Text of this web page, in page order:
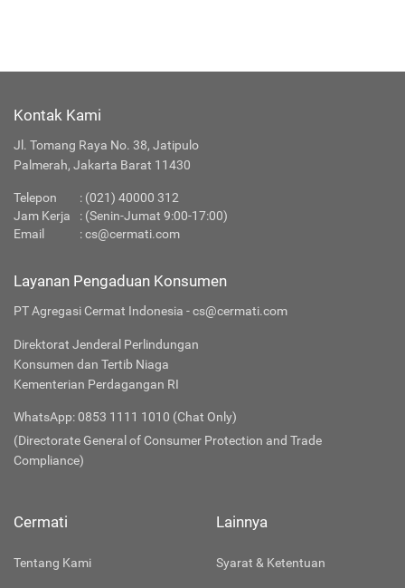
Kontak Kami
Jl. Tomang Raya No. 38, Jatipulo
Palmerah, Jakarta Barat 11430
Telepon : (021) 40000 312
Jam Kerja
: (Senin-Jumat 9:00-17:00)
Email
:cs@cermati.com
Layanan Pengaduan Konsumen
PT Agregasi Cermat Indonesia - cs@cermati.com
Direktorat Jenderal Perlindungan
Konsumen dan Tertib Niaga
Kementerian Perdagangan RI
WhatsApp: 0853 1111 1010 (Chat Only)
(Directorate General of Consumer Protection and Trade
Compliance)
Cermati
Tentang Kami
Lainnya
Syarat & Ketentuan